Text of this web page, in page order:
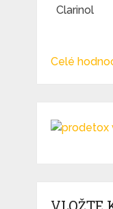
Clarinol
Celé